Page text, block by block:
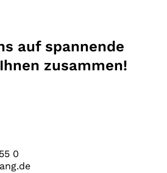
auf spannende
zusammen!
0